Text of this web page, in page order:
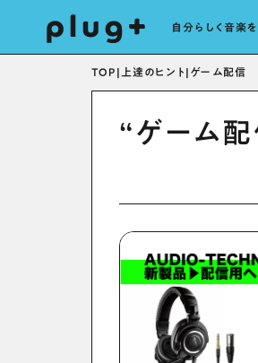
自分らしく音楽を
TOP | 上達のヒント | ゲーム配信
“ゲーム